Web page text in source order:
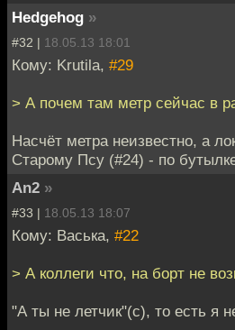
Hedgehog »
#32 | 18.05.13 18:01
Кому: Krutila, #29
> А почем там метр сейчас в
Насчёт метра неизвестно, а
Старому Псу (#24) - по
An2 »
#33 | 18.05.13 18:07
Кому: Васька, #22
> А коллеги что, на борт не
"А ты не летчик"(с), то есть я